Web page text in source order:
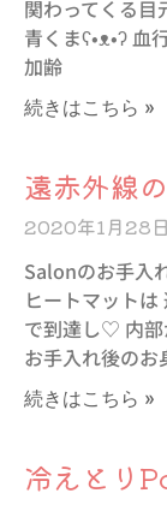
関わってくる目
青くまʕ•ᴥ•ʔ 血
加齢
続きはこちら »
遠赤外線
2020年1月28日
Salonのお手入
ヒートマット
で到達し♡ 内部
お手入れ後の
続きはこちら »
冷えとり